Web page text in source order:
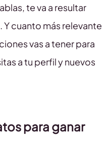
te va a resultar
cuanto más relevante
vas a tener para
a tu perfil y nuevos
para ganar